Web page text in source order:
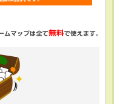
合がありま
用状況の統計
いております